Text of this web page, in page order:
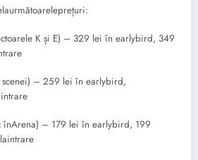
K și E) – 329 lei în earlybird, 349
scenei) – 259 lei în earlybird,
înArena) – 179 lei în earlybird, 199